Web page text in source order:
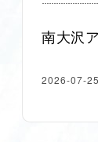
南大沢
2026-07-25